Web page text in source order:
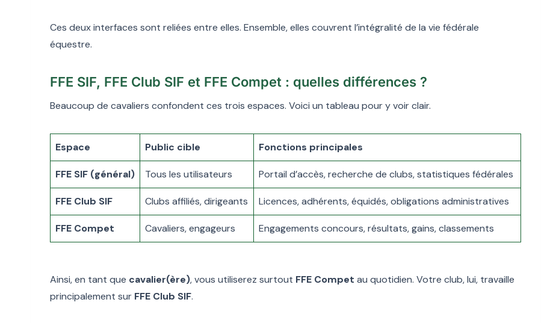
Ces deux interfaces sont reliées entre elles. Ensemble, elles couvrent l’intégralité de la vie fédérale
équestre.
FFE SIF, FFE Club SIF et FFE Compet : quelles différences ?
Beaucoup de cavaliers confondent ces trois espaces. Voici un tableau pour y voir clair.
Espace Public cible Fonctions principales
FFE SIF (général) Tous les utilisateurs Portail d’accès, recherche de clubs, statistiques fédérales
FFE Club SIF Clubs affiliés, dirigeants Licences, adhérents, équidés, obligations administratives
FFE Compet Cavaliers, engageurs Engagements concours, résultats, gains, classements
Ainsi, en tant que cavalier(ère), vous utiliserez surtout FFE Compet au quotidien. Votre club, lui, travaille
principalement sur FFE Club SIF.